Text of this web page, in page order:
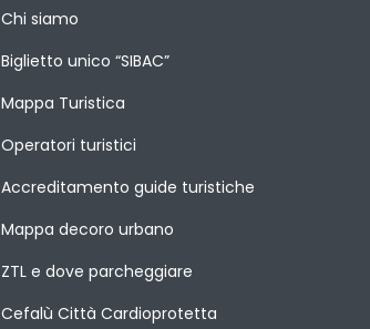
Chi siamo
Biglietto unico “SIBAC”
Mappa Turistica
Operatori turistici
Accreditamento guide turistiche
Mappa decoro urbano
ZTL e dove parcheggiare
Cefalù Città Cardioprotetta